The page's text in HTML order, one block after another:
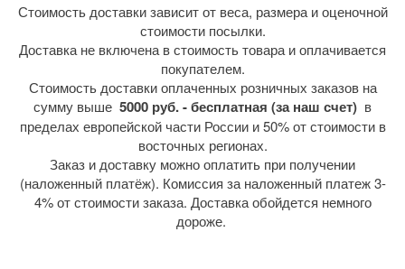
Стоимость доставки зависит от веса, размера и оценочной
стоимости посылки.
Доставка не включена в стоимость товара и оплачивается
покупателем.
Стоимость доставки оплаченных розничных заказов на
сумму выше 5000 руб. - бесплатная (за наш счет) в
пределах европейской части России и 50% от стоимости в
восточных регионах.
Заказ и доставку можно оплатить при получении
(наложенный платёж). Комиссия за наложенный платеж 3-
4% от стоимости заказа. Доставка обойдется немного
дороже.